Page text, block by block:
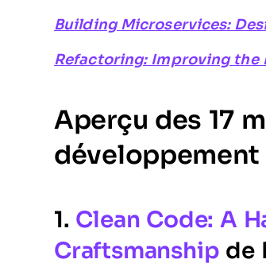
Building Microservices:
Refactoring: Improving the
Aperçu des 17
développement
1. Clean Code: A
Craftsmanship de